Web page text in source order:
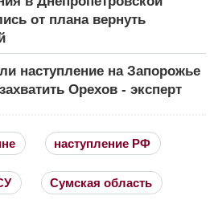
от плана вернуть
наступление на Запорожье
Орехов - эксперт
наступление РФ
Сумская область